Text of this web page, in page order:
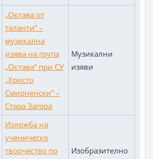
„Октава от
таланти“ –
музикална
изява на група
„Октава“ при СУ
„Христо
Смирненски“ –
Стара Загорa
Музикални
изяви
Изложба на
ученическо
творчество по
Изобразително